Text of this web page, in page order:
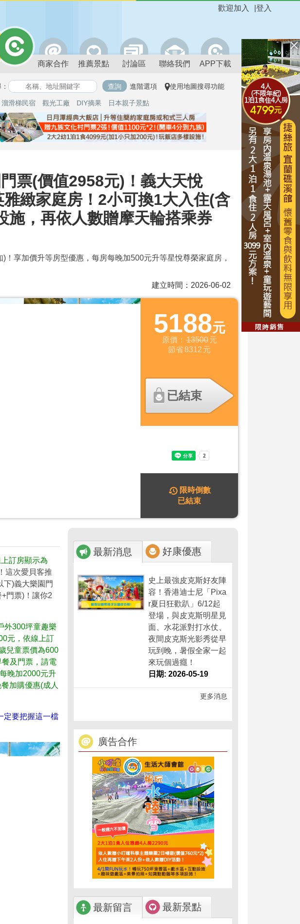
登入
歡迎加入
商家合作 推薦景點 討論區 聯絡我們 APP下載
進階選項 使用地圖搜尋功能
溜滑梯民宿 觀光工廠 DIY摘果 日本親子景點
票(價值2958元)！義大天悅
緻家庭房！2小可換1大入住(含
施，再依人數贈摩天輪搭乘券
享加價升等房型優惠，每房每晚加500元升等星悅尊榮家庭房，
建立時間：2026-06-02
5188元
原價： 13500 元
節省8312 元
已結束
限時倒數
已結束
訂房顯示為
這次愛貝客推
下)義大樂園門
門票)！讓你2
外300坪童趣樂
元，依線上訂
兒童票價為600
及門票，請電
晚加2000元升
加購優惠(成人
定要把握這一檔
最新消息 好康優惠
史上最強皮克斯好友陣
容！香港迪士尼「Pixa
r夏日狂歡趴」6/12起
登場，與皮克斯明星見
面、水花派對打水仗、
夜間皮克斯光影秀從早
玩到晚，暑假全家一起
來玩個過癮！
日期: 2026-05-19
更多消息
廣告合作
最新留言 最新景點